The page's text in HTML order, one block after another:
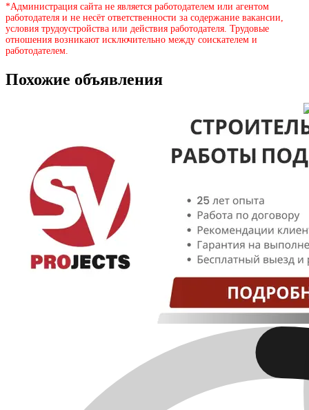
*Администрация сайта не является работодателем или агентом
работодателя и не несёт ответственности за содержание вакансии,
условия трудоустройства или действия работодателя. Трудовые
отношения возникают исключительно между соискателем и
работодателем.
Похожие объявления